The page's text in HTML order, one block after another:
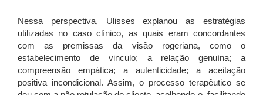
Nessa perspectiva, Ulisses explanou as estratégias
utilizadas no caso clínico, as quais eram concordantes
com as premissas da visão rogeriana, como o
estabelecimento de vinculo; a relação genuína; a
compreensão empática; a autenticidade; a aceitação
positiva incondicional. Assim, o processo terapêutico se